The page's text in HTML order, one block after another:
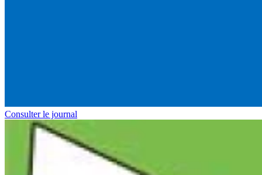
Consulter le journal